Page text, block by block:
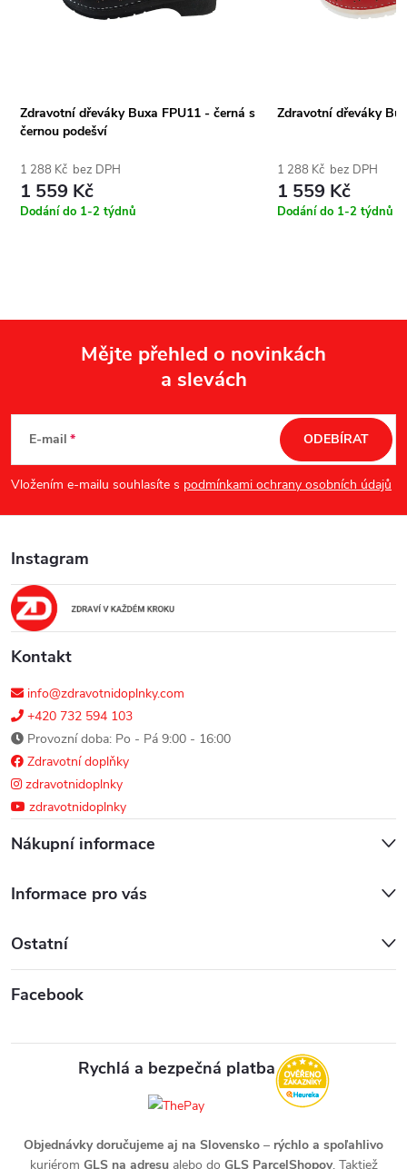
Zdravotní dřeváky Buxa FPU11 - černá s
černou podešví
1 288 Kč bez DPH
1 559 Kč
Dodání do 1-2 týdnů
Zdravotní dřeváky
1 288 Kč bez DPH
1 559 Kč
Dodání do 1-2 týdnů
p
a
t
Mějte přehled o novinkách
a slevách
E-mail
Vložením e-mailu souhlasíte s podmínkami ochrany osobních údajů
ODEBÍRAT
Instagram
Kontakt
info@zdravotnidoplnky.com
+420 732 594 103
Provozní doba: Po - Pá 9:00 - 16:00
Zdravotní doplňky
zdravotnidoplnky
zdravotnidoplnky
Nákupní informace
Informace pro vás
Ostatní
Facebook
Rychlá a bezpečná platba
Objednávky doručujeme aj na Slovensko – rýchlo a spoľahlivo
kuriérom GLS na adresualebo do GLS ParcelShopov. Taktiež